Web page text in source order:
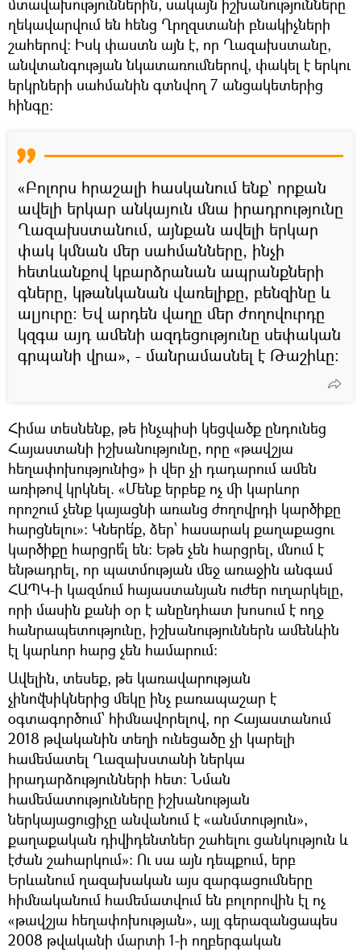
ղեկավարվում են հենց Ղրղզստանի բնակիչների
շահերով։ Իսկ փաստն այն է, որ Ղազախստանը,
անվտանգության նկատառումներով, փակել է երկու
երկրների սահմանին գտնվող 7 անցակետերից
հինգը։
«Բոլորս հրաշալի հասկանում ենք՝ որքան
ավելի երկար անկայուն մնա իրադրությունը
Ղազախստանում, այնքան ավելի երկար
փակ կմնան մեր սահմանները, ինչի
հետևանքով կբարձրանան ապրանքների
գները, կթանկանան վառելիքը, բենզինը և
ալյուրը։ Եվ արդեն վաղը մեր ժողովուրդը
կզգա այդ ամենի ազդեցությունը սեփական
գրպանի վրա», - մանրամասնել է Թաշիևը։
Հիմա տեսնենք, թե ինչպիսի կեցվածք ընդունեց
Հայաստանի իշխանությունը, որը «թավշյա
հեղափոխությունից» ի վեր չի դադարում ամեն
առիթով կրկնել. «Մենք երբեք ոչ մի կարևոր
որոշում չենք կայացնի առանց ժողովրդի կարծիքը
հարցնելու»։ Կներե՛ք, ձեր՝ հասարակ քաղաքացու
կարծիքը հարցրե՞լ են։ Եթե չեն հարցրել, մնում է
ենթադրել, որ պատմության մեջ առաջին անգամ
ՀԱՊԿ-ի կազմում հայաստանյան ուժեր ուղարկելը,
որի մասին քանի օր է անընդհատ խոսում է ողջ
հանրապետությունը, իշխանություններն ամենևին
էլ կարևոր հարց չեն համարում։
Ավելին, տեսեք, թե կառավարության
չինովնիկներից մեկը ինչ բառապաշար է
օգտագործում՝ հիմնավորելով, որ Հայաստանում
2018 թվականին տեղի ունեցածը չի կարելի
համեմատել Ղազախստանի ներկա
իրադարձությունների հետ։ Նման
համեմատությունները իշխանության
ներկայացուցիչը անվանում է «անմտություն»,
քաղաքական դիվիդենտներ շահելու ցանկություն և
էժան շահարկում»։ Ու սա այն դեպքում, երբ
Երևանում ղազախական այս զարգացումները
հիմնականում համեմատվում են բոլորովին էլ ոչ
«թավշյա հեղափոխության», այլ գերազանցապես
2008 թվականի մարտի 1-ի ողբերգական